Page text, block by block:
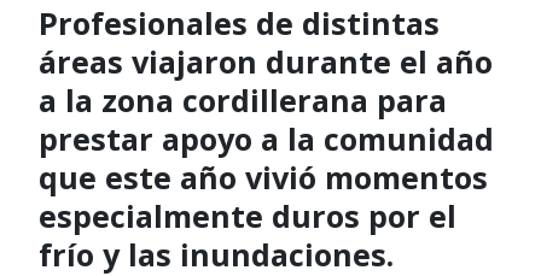
Profesionales de distintas
áreas viajaron durante el año
a la zona cordillerana para
prestar apoyo a la comunidad
que este año vivió momentos
especialmente duros por el
frío y las inundaciones.